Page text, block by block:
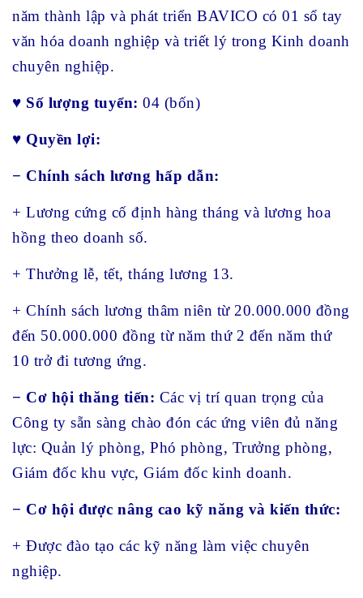
năm thành lập và phát triển BAVICO có 01 sổ tay
văn hóa doanh nghiệp và triết lý trong Kinh doanh
chuyên nghiệp.
♥ Số lượng tuyển: 04 (bốn)
♥ Quyền lợi:
− Chính sách lương hấp dẫn:
+ Lương cứng cố định hàng tháng và lương hoa
hồng theo doanh số.
+ Thưởng lễ, tết, tháng lương 13.
+ Chính sách lương thâm niên từ 20.000.000 đồng
đến 50.000.000 đồng từ năm thứ 2 đến năm thứ
10 trở đi tương ứng.
− Cơ hội thăng tiến: Các vị trí quan trọng của
Công ty sẵn sàng chào đón các ứng viên đủ năng
lực: Quản lý phòng, Phó phòng, Trưởng phòng,
Giám đốc khu vực, Giám đốc kinh doanh.
− Cơ hội được nâng cao kỹ năng và kiến thức:
+ Được đào tạo các kỹ năng làm việc chuyên
nghiệp.